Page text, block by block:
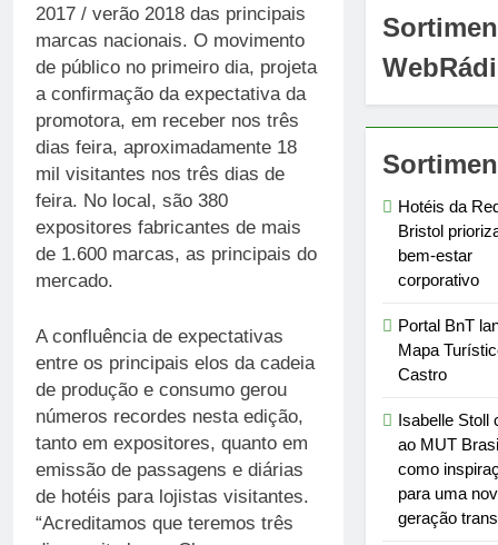
2017 / verão 2018 das principais
marcas nacionais. O movimento
de público no primeiro dia, projeta
a confirmação da expectativa da
promotora, em receber nos três
dias feira, aproximadamente 18
mil visitantes nos três dias de
feira. No local, são 380
expositores fabricantes de mais
de 1.600 marcas, as principais do
mercado.
A confluência de expectativas
entre os principais elos da cadeia
de produção e consumo gerou
números recordes nesta edição,
tanto em expositores, quanto em
emissão de passagens e diárias
de hotéis para lojistas visitantes.
“Acreditamos que teremos três
Hotéis da
Bristol
bem-estar
corporativo
Portal BnT
Mapa
Castro
Isabelle Stoll
ao MUT
como
para uma
geração trans